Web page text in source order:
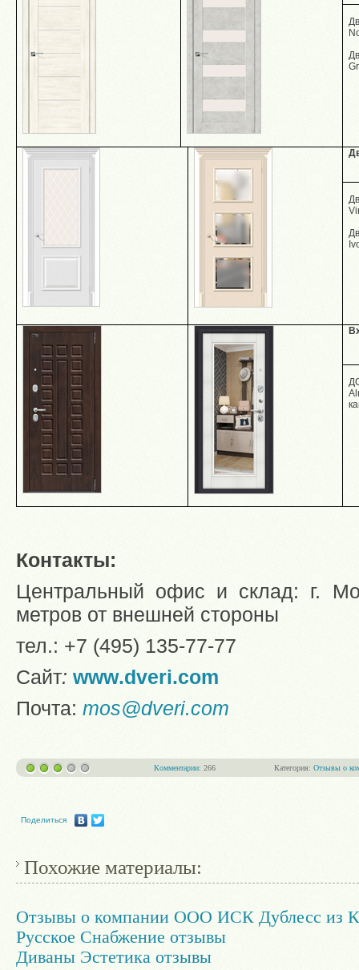
Контакты:
Центральный офис и склад: г.
метров от внешней стороны
тел.: +7 (495) 135-77-77
Сайт: www.dveri.com
Почта: mos@dveri.com
Комментарии: 266 Категория: Отзывы о
Поделиться
Похожие материалы:
Отзывы о компании ООО ИСК Дублесс из
Русское Снабжение отзывы
Диваны Эстетика отзывы